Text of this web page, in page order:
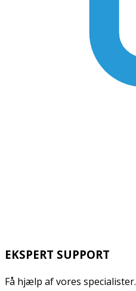
EKSPERT SUPPORT
Få hjælp af vores specialister.